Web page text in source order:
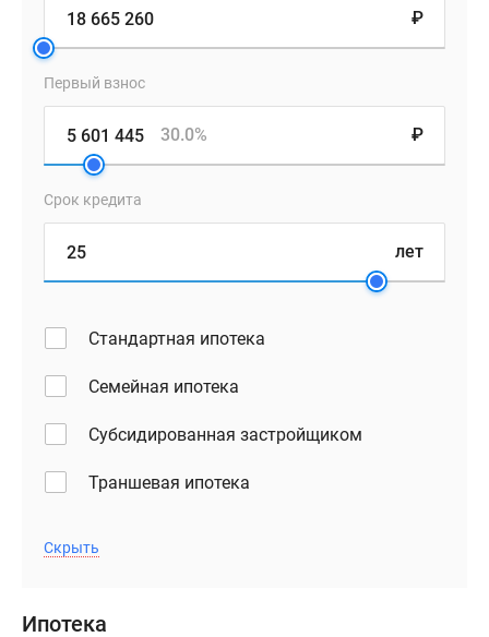
Архитектура
от
знаменитого
бюро
воплощает
себе
тонкий
баланс
между
классического
стиля
окружением.
будут
оформлены
светло-
₽
Первый взнос
₽
30.0%
Срок кредита
лет
Стандартная ипотека
Семейная ипотека
Субсидированная застройщиком
Траншевая ипотека
Скрыть
Ипотека